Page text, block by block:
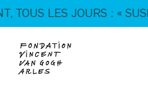
En ce moment, tous les jours
GOGH, TRICKSTERS & CO. »
LES JOURS : «